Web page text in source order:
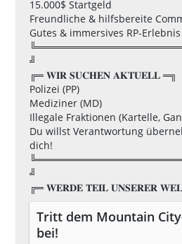
15.000$ Startgeld
Freundliche & hilfsbereite
Gutes & immersives RP-Erlebnis
╝
╔═ 𝐖𝐈𝐑 𝐒𝐔𝐂𝐇𝐄𝐍 𝐀𝐊𝐓𝐔𝐄𝐋𝐋 ═╗
Polizei (PP)
Mediziner (MD)
Illegale Fraktionen (Kartelle,
Du willst Verantwortung
dich!
╝
╔═ 𝐖𝐄𝐑𝐃𝐄 𝐓𝐄𝐈𝐋 𝐔𝐍𝐒𝐄𝐑𝐄𝐑
Tritt dem Mountain
bei!